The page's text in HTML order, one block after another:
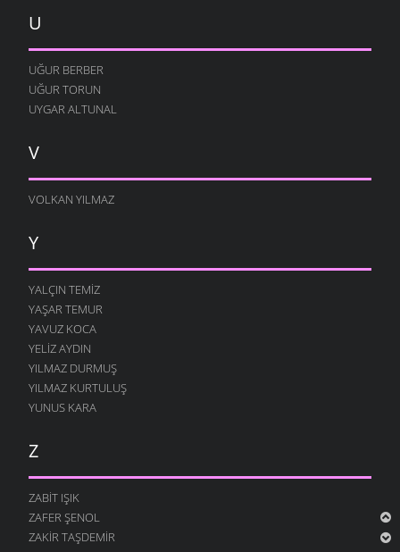
U
UĞUR BERBER
UĞUR TORUN
UYGAR ALTUNAL
V
VOLKAN YILMAZ
Y
YALÇIN TEMIZ
YAŞAR TEMUR
YAVUZ KOCA
YELIZ AYDIN
YILMAZ DURMUŞ
YILMAZ KURTULUŞ
YUNUS KARA
Z
ZABIT IŞIK
ZAFER ŞENOL
ZAKIR TAŞDEMIR